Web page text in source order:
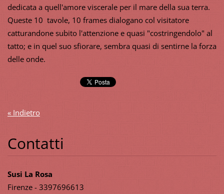
dedicata a quell'amore viscerale per il mare della sua terra.
Queste 10 tavole, 10 frames dialogano col visitatore
catturandone subito l'attenzione e quasi "costringendolo" al
tatto; e in quel suo sfiorare, sembra quasi di sentirne la forza
delle onde.
« Indietro
Contatti
Susi La Rosa
Firenze - 3397696613